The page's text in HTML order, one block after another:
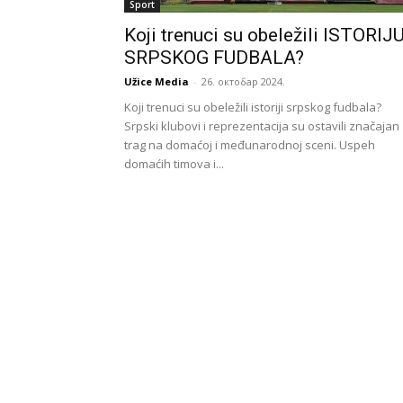
Sport
Koji trenuci su obeležili
SRPSKOG FUDBALA?
Užice Media - 26. октобар 2024.
Koji trenuci su obeležili istoriji srpskog fudbala?
Srpski klubovi i reprezentacija su ostavili značajan
trag na domaćoj i međunarodnoj sceni. Uspeh
domaćih timova i...